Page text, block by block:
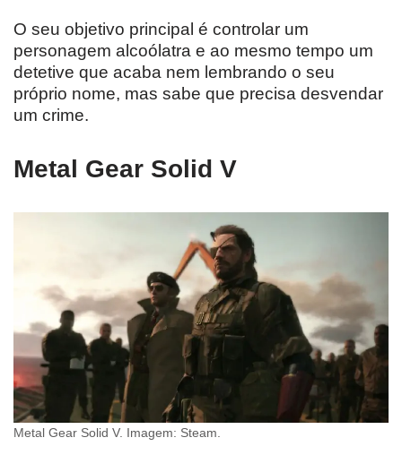
O seu objetivo principal é controlar um
personagem alcoólatra e ao mesmo tempo um
detetive que acaba nem lembrando o seu
próprio nome, mas sabe que precisa desvendar
um crime.
Metal Gear Solid V
Metal Gear Solid V. Imagem: Steam.